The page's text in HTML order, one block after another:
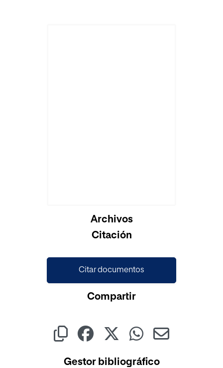
Archivos
Citación
Citar documentos
Compartir
Gestor bibliográfico